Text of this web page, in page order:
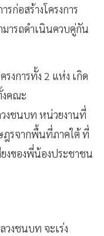
ก่อสร้างโครงการ
ารถดำเนินควบคู่กัน
งการทั้ง 2 แห่ง เกิด
งคณะ
วงชนบท หน่วยงานที่
ฎรจากพื้นที่ภาคใต้ ที่
งของพี่น้องประชาชน
วงชนบท จะเร่ง